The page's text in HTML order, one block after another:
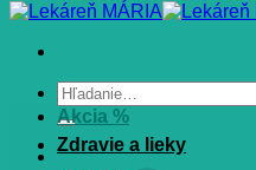
Hľadať:
Akcia %
Zdravie a lieky